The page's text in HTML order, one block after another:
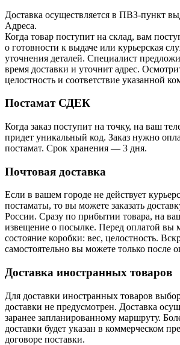
Доставка осуществляется в ПВЗ-пункт
Адреса.
Когда товар поступит на склад, вам
о готовности к выдаче или курьерская
уточнения деталей. Специалист
время доставки и уточнит адрес.
целостность и соответствие указанной
Постамат СДЕК
Когда заказ поступит на точку, на ваш
придет уникальный код. Заказ нужно
постамат. Срок хранения — 3 дня.
Почтовая доставка
Если в вашем городе не действует
постаматы, то вы можете заказать
России. Сразу по прибытии товара, на
извещение о посылке. Перед оплатой вы
состояние коробки: вес, целостность.
самостоятельно вы можете только после
Доставка иностранных товаров
Для доставки иностранных товаров
доставки не предусмотрен. Доставка
заранее запланированному маршруту.
доставки будет указан в коммерческом
договоре поставки.